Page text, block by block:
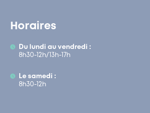
Horaires
Du lundi au vendredi :
8h30-12h/13h-17h
Le samedi :
8h30-12h